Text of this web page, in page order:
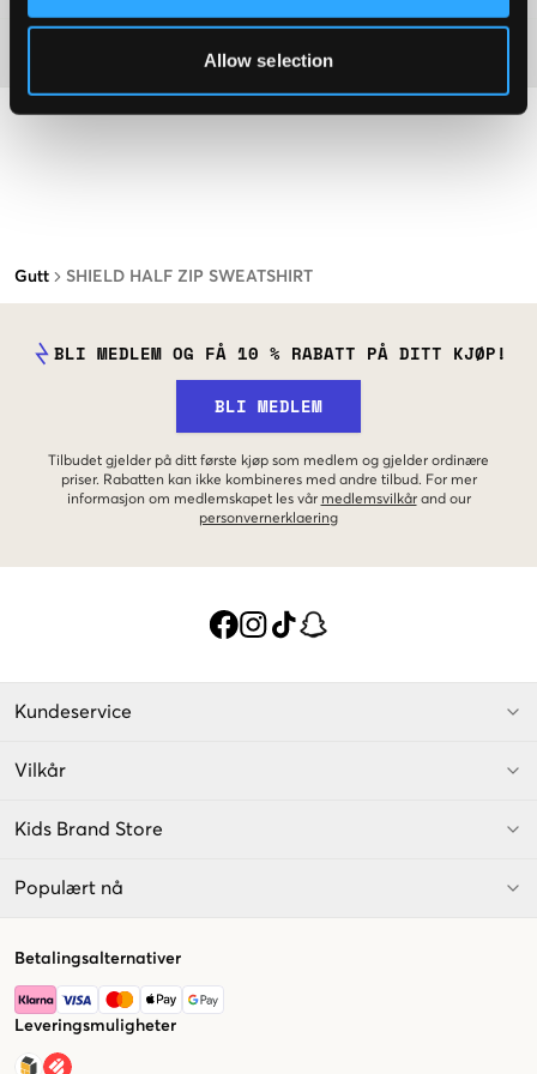
Allow selection
Gutt SHIELD HALF ZIP SWEATSHIRT
BLI MEDLEM OG FÅ 10 % RABATT PÅ DITT KJØP!
BLI MEDLEM
Tilbudet gjelder på ditt første kjøp som medlem og gjelder ordinære
priser. Rabatten kan ikke kombineres med andre tilbud. For mer
informasjon om medlemskapet les vår medlemsvilkår and our
personvernerklaering
Kundeservice
Vilkår
Kids Brand Store
Populært nå
Betalingsalternativer
Leveringsmuligheter